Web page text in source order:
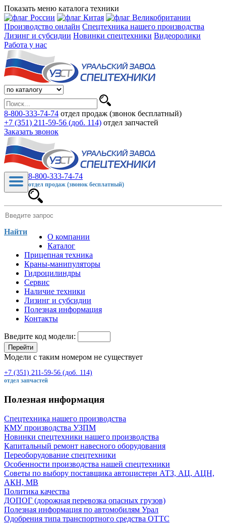
Показать меню каталога техники
Производство онлайн Спецтехника нашего производства
Лизинг и субсидии Новинки спецтехники Видеоролики
Работа у нас
8-800-333-74-74 отдел продаж (звонок бесплатный)
+7 (351) 211-59-56 (доб. 114) отдел запчастей
Заказать звонок
8-800-333-74-74
отдел продаж (звонок бесплатный)
Найти
О компании
Каталог
Прицепная техника
Краны-манипуляторы
Гидроцилиндры
Сервис
Наличие техники
Лизинг и субсидии
Полезная информация
Контакты
Введите код модели:
Перейти
Модели с таким номером не существует
+7 (351) 211-59-56 (доб. 114)
отдел запчастей
Полезная информация
Спецтехника нашего производства
КМУ производства УЗПМ
Новинки спецтехники нашего производства
Капитальный ремонт навесного оборудования
Переоборудование спецтехники
Особенности производства нашей спецтехники
Советы по выбору поставщика автоцистерн АТЗ, АЦ, АЦН,
АКН, МВ
Политика качества
ДОПОГ (дорожная перевозка опасных грузов)
Полезная информация по автомобилям Урал
Одобрения типа транспортного средства ОТТС